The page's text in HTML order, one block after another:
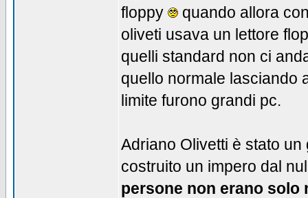
floppy
quando allora
oliveti usava un lettore
quelli standard non ci
quello normale lasciando
limite furono grandi pc.
Adriano Olivetti è stato
costruito un impero dal
persone non erano solo